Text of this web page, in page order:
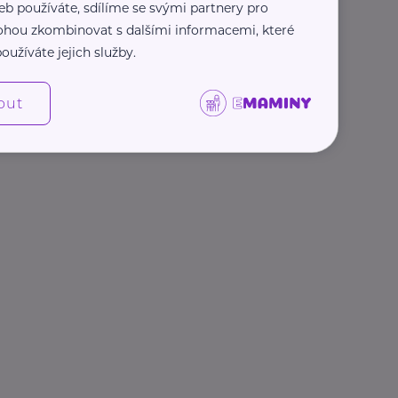
používáte, sdílíme se svými partnery pro
zkombinovat s dalšími informacemi, které
jejich služby.